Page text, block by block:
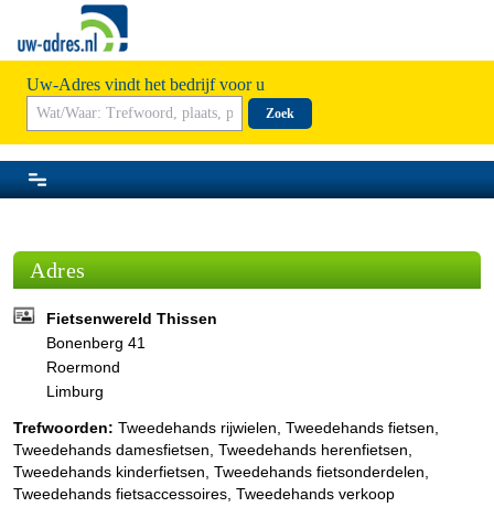
Uw-Adres vindt het bedrijf voor u
Zoek
Adres
Fietsenwereld Thissen
Bonenberg 41
Roermond
Limburg
Trefwoorden: Tweedehands rijwielen, Tweedehands fietsen,
Tweedehands damesfietsen, Tweedehands herenfietsen,
Tweedehands kinderfietsen, Tweedehands fietsonderdelen,
Tweedehands fietsaccessoires, Tweedehands verkoop